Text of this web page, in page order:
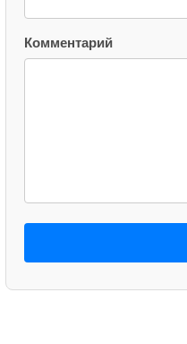
Комментарий